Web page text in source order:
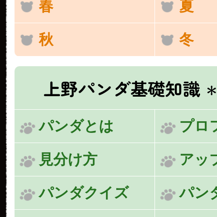
春 夏
秋 冬
上野パンダ基礎知識
パンダとは プロ
見分け方 アッ
パンダクイズ パン